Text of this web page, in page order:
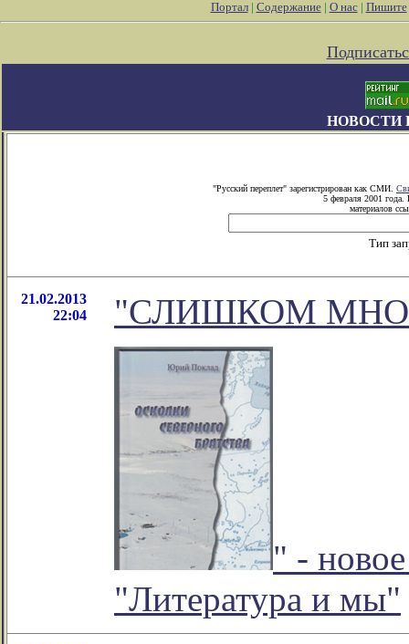
Портал| Содержание| О нас| Пишите
НОВОСТИ
"Русский переплет" зарегистрирован как СМИ.
5 февраля 2001 года.
материалов
Тип
21.02.2013
22:04
"СЛИШКОМ
" -
"Литература и мы"